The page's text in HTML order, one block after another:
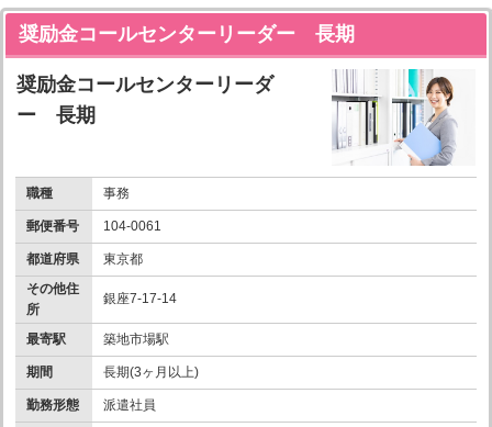
奨励金コールセンターリーダー 長期
奨励金コールセンターリーダ
ー 長期
職種 事務
郵便番号 104-0061
都道府県
東京都
その他住
所
銀座7-17-14
最寄駅 築地市場駅
期間 長期(3ヶ月以上)
勤務形態 派遣社員